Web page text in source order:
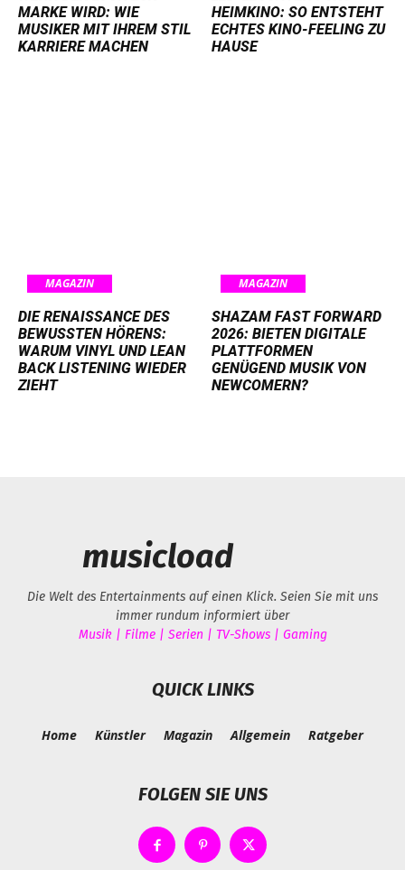
MARKE WIRD: WIE
MUSIKER MIT IHREM STIL
KARRIERE MACHEN
HEIMKINO: SO ENTSTEHT
ECHTES KINO-FEELING ZU
HAUSE
MAGAZIN
DIE RENAISSANCE DES
BEWUSSTEN HÖRENS:
WARUM VINYL UND LEAN
BACK LISTENING WIEDER
ZIEHT
MAGAZIN
SHAZAM FAST FORWARD
2026: BIETEN DIGITALE
PLATTFORMEN
GENÜGEND MUSIK VON
NEWCOMERN?
musicload
Die Welt des Entertainments auf einen Klick. Seien Sie mit uns
immer rundum informiert über
Musik | Filme | Serien | TV-Shows | Gaming
QUICK LINKS
Home Künstler Magazin Allgemein Ratgeber
FOLGEN SIE UNS